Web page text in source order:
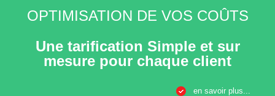
OPTIMISATION DE VOS COÛTS
Une tarification Simple et sur
mesure pour chaque client
en savoir plus...